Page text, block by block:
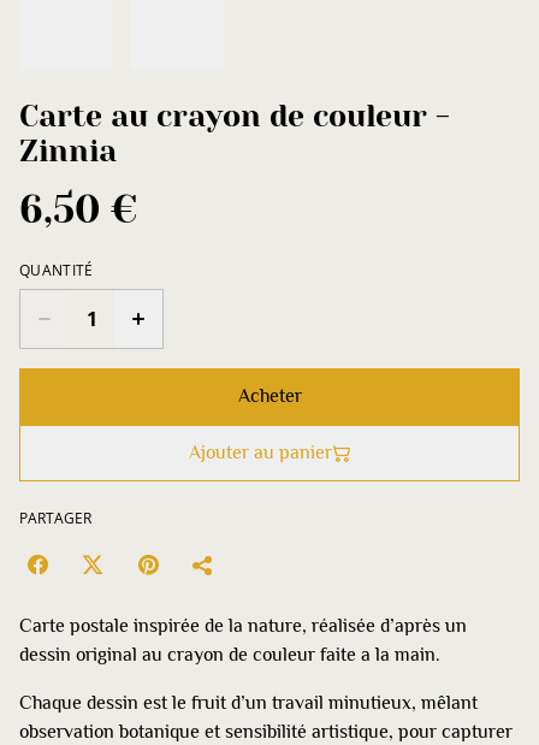
Carte au crayon de couleur -
Zinnia
6,50 €
QUANTITÉ
Acheter
Ajouter au panier
PARTAGER
Carte postale inspirée de la nature, réalisée d’après un
dessin original au crayon de couleur faite a la main.
Chaque dessin est le fruit d’un travail minutieux, mêlant
observation botanique et sensibilité artistique, pour capturer